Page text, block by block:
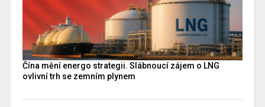
Čína mění energo strategii. Slábnoucí zájem o LNG
ovlivní trh se zemním plynem